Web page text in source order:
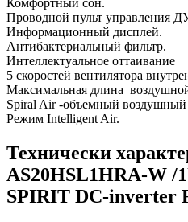
Проводной пульт управления
Информационный дисплей.
Антибактериальный фильтр.
Интеллектуальное оттаивание
5 скоростей вентилятора
Максимальная длина
Spiral Air -объемный воздушный
Режим Intelligent Air.
Технически
AS20HSL1HRA-W /
SPIRIT DC-inverter